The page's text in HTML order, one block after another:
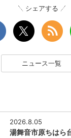
シェアする
ニュース一覧
2026.8.05
湯舞音市原ちはら